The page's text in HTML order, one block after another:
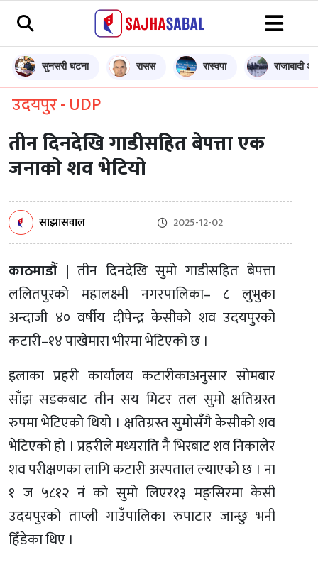
सुनसरी घटना रासस रास्वपा राजाबादी
उदयपुर - UDP
तीन दिनदेखि गाडीसहित बेपत्ता एक
जनाको शव भेटियो
साझासवाल 2025-12-02
काठमाडौँ | तीन दिनदेखि सुमो गाडीसहित बेपत्ता
ललितपुरको महालक्ष्मी नगरपालिका– ८ लुभुका
अन्दाजी ४० वर्षीय दीपेन्द्र केसीको शव उदयपुरको
कटारी–१४ पाखेमारा भीरमा भेटिएको छ ।
इलाका प्रहरी कार्यालय कटारीकाअनुसार सोमबार
साँझ सडकबाट तीन सय मिटर तल सुमो क्षतिग्रस्त
रुपमा भेटिएको थियो । क्षतिग्रस्त सुमोसँगै केसीको शव
भेटिएको हो । प्रहरीले मध्यराति नै भिरबाट शव निकालेर
शव परीक्षणका लागि कटारी अस्पताल ल्याएको छ । ना
१ ज ५८१२ नं को सुमो लिएर१३ मङ्सिरमा केसी
उदयपुरको ताप्ली गाउँपालिका रुपाटार जान्छु भनी
हिँडेका थिए ।